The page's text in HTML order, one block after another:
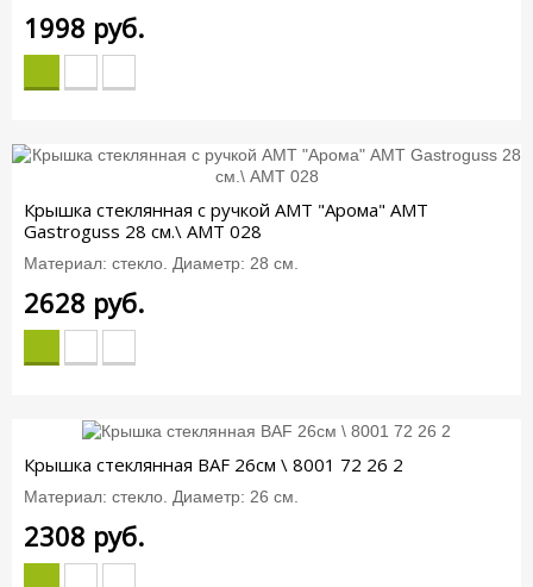
1998 руб.
Крышка стеклянная c ручкой АМТ "Арома" AMT
Gastroguss 28 см.\ AMT 028
Материал: стекло. Диаметр: 28 см.
2628 руб.
Крышка стеклянная BAF 26см \ 8001 72 26 2
Материал: стекло. Диаметр: 26 см.
2308 руб.